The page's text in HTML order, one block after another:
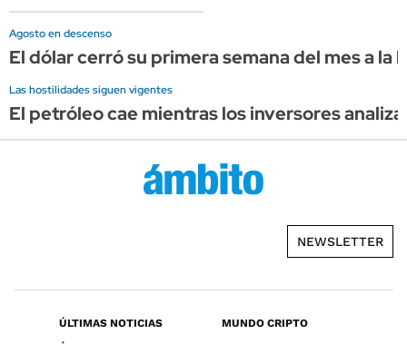
Agosto en descenso
El dólar cerró su primera semana del mes a la
Las hostilidades siguen vigentes
El petróleo cae mientras los inversores
NEWSLETTER
ÚLTIMAS NOTICIAS
MUNDO CRIPTO